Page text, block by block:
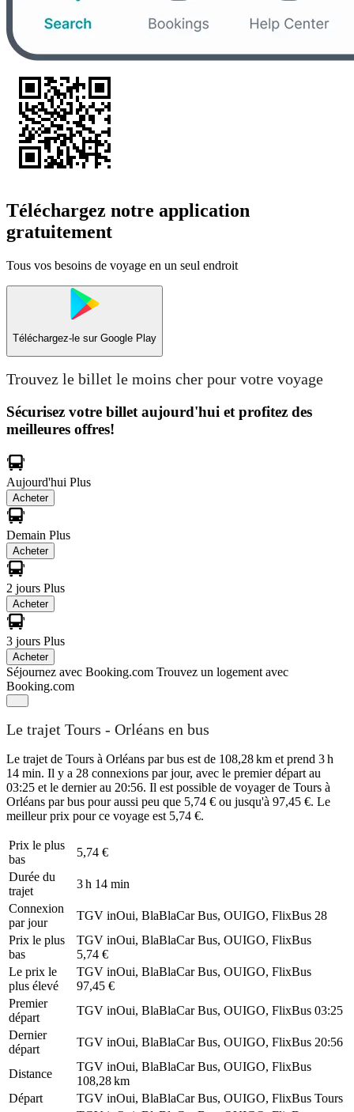
Téléchargez notre application
gratuitement
Tous vos besoins de voyage en un seul endroit
Téléchargez-le sur Google Play
Trouvez le billet le moins cher pour votre voyage
Sécurisez votre billet aujourd'hui et profitez des
meilleures offres!
Aujourd'hui Plus
Acheter
Demain Plus
Acheter
2 jours Plus
Acheter
3 jours Plus
Acheter
Séjournez avec Booking.com Trouvez un logement avec
Booking.com
Le trajet Tours - Orléans en bus
Le trajet de Tours à Orléans par bus est de 108,28 km et prend 3 h
14 min. Il y a 28 connexions par jour, avec le premier départ au
03:25 et le dernier au 20:56. Il est possible de voyager de Tours à
Orléans par bus pour aussi peu que 5,74 € ou jusqu'à 97,45 €. Le
meilleur prix pour ce voyage est 5,74 €.
Prix ​​le plus
bas
5,74 €
Durée du
trajet
3 h 14 min
Connexion
par jour
TGV inOui, BlaBlaCar Bus, OUIGO, FlixBus 28
Prix ​​le plus
bas
TGV inOui, BlaBlaCar Bus, OUIGO, FlixBus
5,74 €
Le prix le
plus élevé
TGV inOui, BlaBlaCar Bus, OUIGO, FlixBus
97,45 €
Premier
départ
TGV inOui, BlaBlaCar Bus, OUIGO, FlixBus 03:25
Dernier
départ
TGV inOui, BlaBlaCar Bus, OUIGO, FlixBus 20:56
Distance
TGV inOui, BlaBlaCar Bus, OUIGO, FlixBus
108,28 km
Départ
TGV inOui, BlaBlaCar Bus, OUIGO, FlixBus Tours